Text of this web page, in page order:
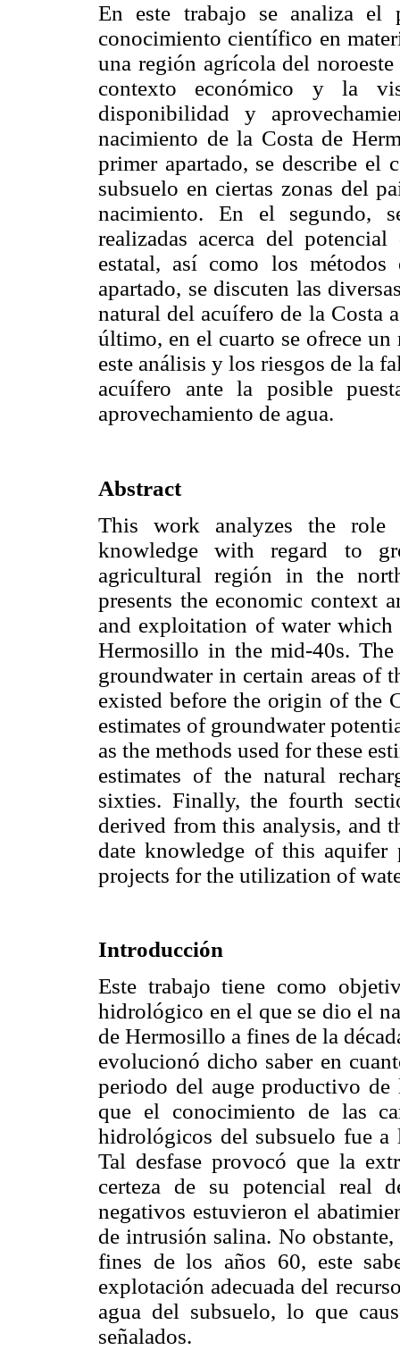
En este trabajo se analiza el
conocimiento científico en
una región agrícola del
contexto económico y la
disponibilidad y
nacimiento de la Costa de
primer apartado, se describe el
subsuelo en ciertas zonas del
nacimiento. En el segundo,
realizadas acerca del
estatal, así como los
apartado, se discuten las
natural del acuífero de la Costa
último, en el cuarto se ofrece un
este análisis y los riesgos de la
acuífero ante la posible
aprovechamiento de agua.
Abstract
This work analyzes the
knowledge with regard to
agricultural región in the
presents the economic context
and exploitation of water
Hermosillo in the mid-40s.
groundwater in certain areas of
existed before the origin of the
estimates of groundwater
as the methods used for these
estimates of the natural
sixties. Finally, the fourth
derived from this analysis, and
date knowledge of this
projects for the utilization of
Introducción
Este trabajo tiene como
hidrológico en el que se dio el
de Hermosillo a fines de la
evolucionó dicho saber en
periodo del auge productivo
que el conocimiento de las
hidrológicos del subsuelo fue a
Tal desfase provocó que la
certeza de su potencial real
negativos estuvieron el
de intrusión salina. No
fines de los años 60, este
explotación adecuada del
agua del subsuelo, lo que
señalados.